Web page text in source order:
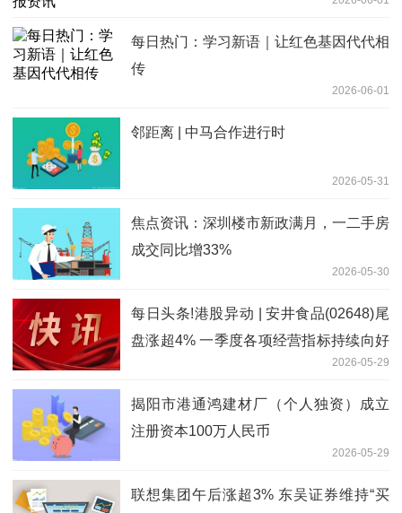
每日热门：学习新语｜让红色基因代代相
传
2026-06-01
邻距离 | 中马合作进行时
2026-05-31
焦点资讯：深圳楼市新政满月，一二手房
成交同比增33%
2026-05-30
每日头条!港股异动 | 安井食品(02648)尾
盘涨超4% 一季度各项经营指标持续向好
2026-05-29
揭阳市港通鸿建材厂（个人独资）成立
注册资本100万人民币
2026-05-29
联想集团午后涨超3% 东吴证券维持“买